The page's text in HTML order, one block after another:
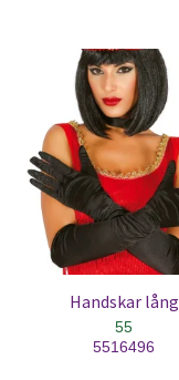
Handskar lång
55
5516496